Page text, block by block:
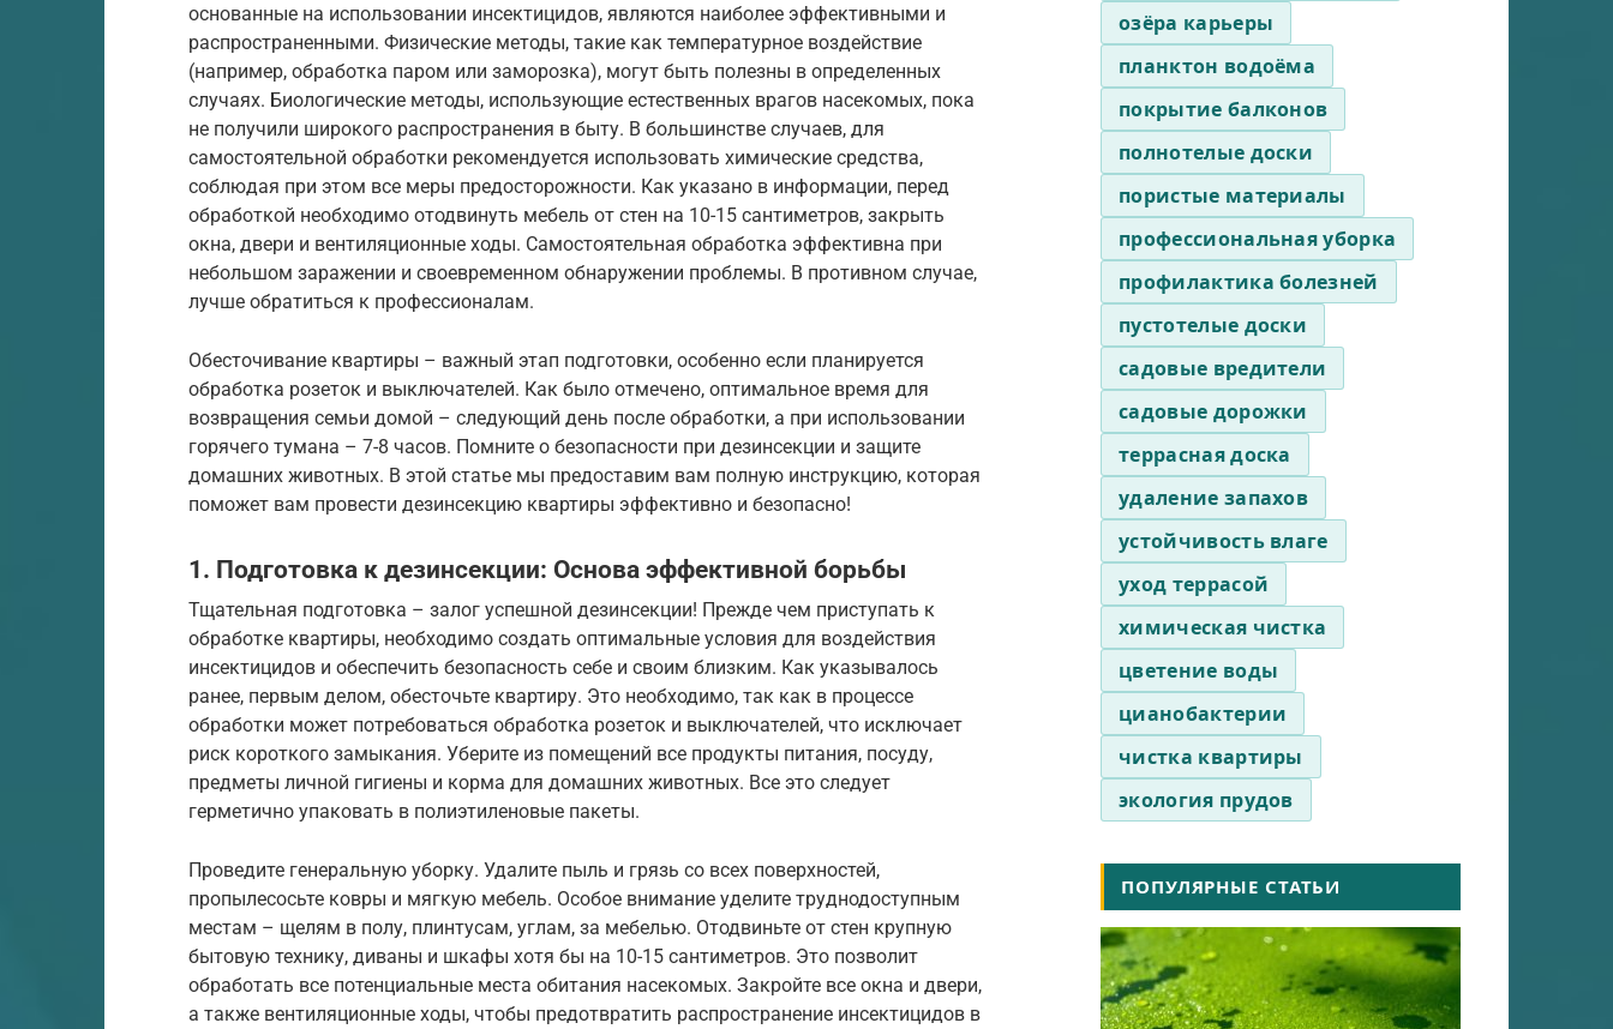
основанные на использовании инсектицидов, являются наиболее эффективными и
распространенными. Физические методы, такие как температурное воздействие
(например, обработка паром или заморозка), могут быть полезны в определенных
случаях. Биологические методы, использующие естественных врагов насекомых, пока
не получили широкого распространения в быту. В большинстве случаев, для
самостоятельной обработки рекомендуется использовать химические средства,
соблюдая при этом все меры предосторожности. Как указано в информации, перед
обработкой необходимо отодвинуть мебель от стен на 10-15 сантиметров, закрыть
окна, двери и вентиляционные ходы. Самостоятельная обработка эффективна при
небольшом заражении и своевременном обнаружении проблемы. В противном случае,
лучше обратиться к профессионалам.
Обесточивание квартиры – важный этап подготовки, особенно если планируется
обработка розеток и выключателей. Как было отмечено, оптимальное время для
возвращения семьи домой – следующий день после обработки, а при использовании
горячего тумана – 7-8 часов. Помните о безопасности при дезинсекции и защите
домашних животных. В этой статье мы предоставим вам полную инструкцию, которая
поможет вам провести дезинсекцию квартиры эффективно и безопасно!
1. Подготовка к дезинсекции: Основа эффективной борьбы
Тщательная подготовка – залог успешной дезинсекции! Прежде чем приступать к
обработке квартиры, необходимо создать оптимальные условия для воздействия
инсектицидов и обеспечить безопасность себе и своим близким. Как указывалось
ранее, первым делом, обесточьте квартиру. Это необходимо, так как в процессе
обработки может потребоваться обработка розеток и выключателей, что исключает
риск короткого замыкания. Уберите из помещений все продукты питания, посуду,
предметы личной гигиены и корма для домашних животных. Все это следует
герметично упаковать в полиэтиленовые пакеты.
Проведите генеральную уборку. Удалите пыль и грязь со всех поверхностей,
пропылесосьте ковры и мягкую мебель. Особое внимание уделите труднодоступным
местам – щелям в полу, плинтусам, углам, за мебелью. Отодвиньте от стен крупную
бытовую технику, диваны и шкафы хотя бы на 10-15 сантиметров. Это позволит
обработать все потенциальные места обитания насекомых. Закройте все окна и двери,
а также вентиляционные ходы, чтобы предотвратить распространение инсектицидов в
озёра карьеры
планктон водоёма
покрытие балконов
полнотелые доски
пористые материалы
профессиональная уборка
профилактика болезней
пустотелые доски
садовые вредители
садовые дорожки
террасная доска
удаление запахов
устойчивость влаге
уход террасой
химическая чистка
цветение воды
цианобактерии
чистка квартиры
экология прудов
ПОПУЛЯРНЫЕ СТАТЬИ